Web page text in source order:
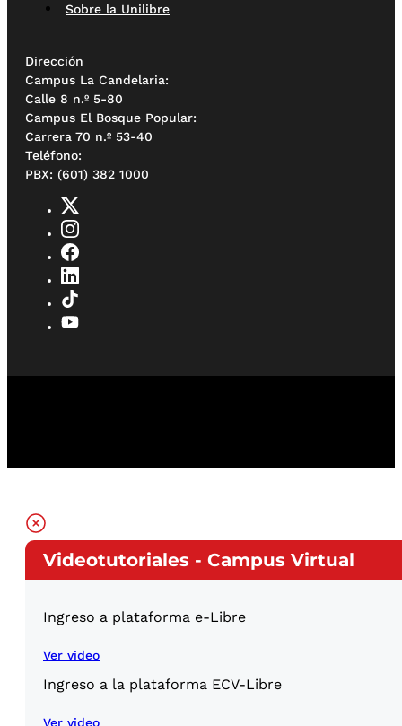
Sobre la Unilibre
Dirección
Campus La Candelaria:
Calle 8 n.º 5-80
Campus El Bosque Popular:
Carrera 70 n.º 53-40
Teléfono:
PBX: (601) 382 1000
Videotutoriales - Campus Virtual
Ingreso a plataforma e-Libre
Ver video
Ingreso a la plataforma ECV-Libre
Ver video